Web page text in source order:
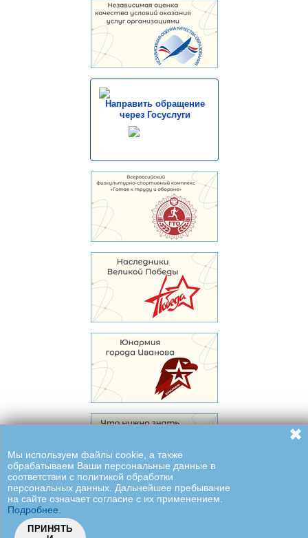
Направить обращение
через Госуслуги
Мы используем файлы cookie, а также
обрабатываем Ваши персональные данные в
соответствии с политикой обработки
персональных данных. Дальнейшее пребывание
на сайте означает согласие с их применением.
Подробнее.
ПРИНЯТЬ
✖